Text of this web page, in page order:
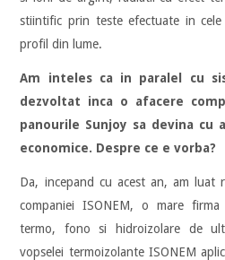
stiintific prin teste efectuate in
profil din lume.
Am inteles ca in paralel cu
dezvoltat inca o afacere
panourile Sunjoy sa devina cu
economice. Despre ce e vorba?
Da, incepand cu acest an, am luat
companiei ISONEM, o mare
termo, fono si hidroizolare de
vopselei termoizolante ISONEM